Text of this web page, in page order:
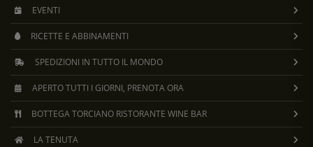
EVENTI
RICETTE E ABBINAMENTI
SPEDIZIONI IN TUTTO IL MONDO
APERTO TUTTI I GIORNI, PRENOTA ORA
BOTTEGA TORCIANO RISTORANTE WINE BAR
LA TENUTA